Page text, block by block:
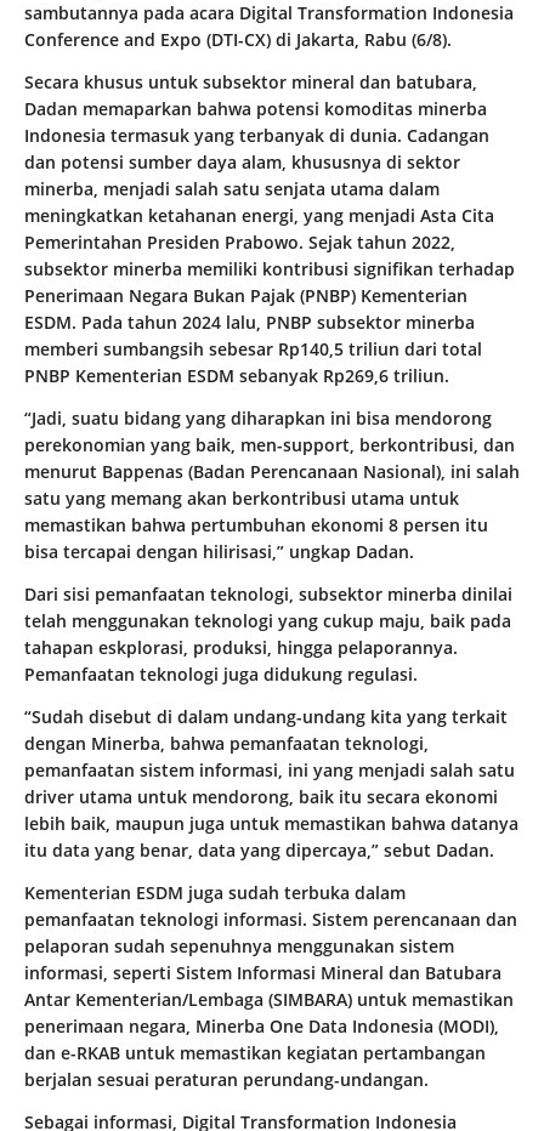
sambutannya pada acara Digital Transformation Indonesia
Conference and Expo (DTI-CX) di Jakarta, Rabu (6/8).
Secara khusus untuk subsektor mineral dan batubara,
Dadan memaparkan bahwa potensi komoditas minerba
Indonesia termasuk yang terbanyak di dunia. Cadangan
dan potensi sumber daya alam, khususnya di sektor
minerba, menjadi salah satu senjata utama dalam
meningkatkan ketahanan energi, yang menjadi Asta Cita
Pemerintahan Presiden Prabowo. Sejak tahun 2022,
subsektor minerba memiliki kontribusi signifikan terhadap
Penerimaan Negara Bukan Pajak (PNBP) Kementerian
ESDM. Pada tahun 2024 lalu, PNBP subsektor minerba
memberi sumbangsih sebesar Rp140,5 triliun dari total
PNBP Kementerian ESDM sebanyak Rp269,6 triliun.
“Jadi, suatu bidang yang diharapkan ini bisa mendorong
perekonomian yang baik, men-support, berkontribusi, dan
menurut Bappenas (Badan Perencanaan Nasional), ini salah
satu yang memang akan berkontribusi utama untuk
memastikan bahwa pertumbuhan ekonomi 8 persen itu
bisa tercapai dengan hilirisasi,” ungkap Dadan.
Dari sisi pemanfaatan teknologi, subsektor minerba dinilai
telah menggunakan teknologi yang cukup maju, baik pada
tahapan eskplorasi, produksi, hingga pelaporannya.
Pemanfaatan teknologi juga didukung regulasi.
“Sudah disebut di dalam undang-undang kita yang terkait
dengan Minerba, bahwa pemanfaatan teknologi,
pemanfaatan sistem informasi, ini yang menjadi salah satu
driver utama untuk mendorong, baik itu secara ekonomi
lebih baik, maupun juga untuk memastikan bahwa datanya
itu data yang benar, data yang dipercaya,” sebut Dadan.
Kementerian ESDM juga sudah terbuka dalam
pemanfaatan teknologi informasi. Sistem perencanaan dan
pelaporan sudah sepenuhnya menggunakan sistem
informasi, seperti Sistem Informasi Mineral dan Batubara
Antar Kementerian/Lembaga (SIMBARA) untuk memastikan
penerimaan negara, Minerba One Data Indonesia (MODI),
dan e-RKAB untuk memastikan kegiatan pertambangan
berjalan sesuai peraturan perundang-undangan.
Sebagai informasi, Digital Transformation Indonesia